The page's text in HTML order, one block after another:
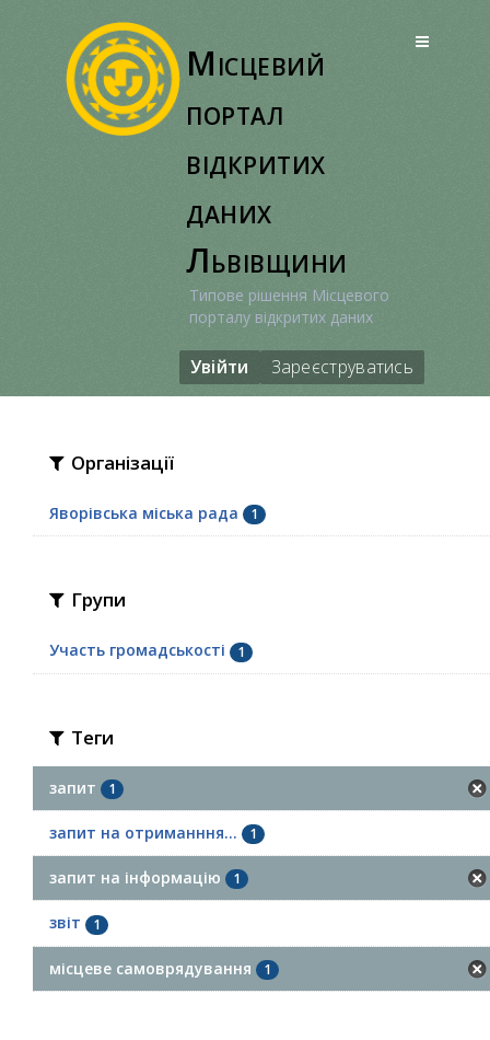
Місцевий
портал
відкритих
даних
Львівщини
Типове рішення Місцевого
порталу відкритих даних
Увійти Зареєструватись
Організації
Яворівська міська рада 1
Групи
Участь громадськості 1
Теги
запит 1
запит на отриманння... 1
запит на інформацію 1
звіт 1
місцеве самоврядування 1